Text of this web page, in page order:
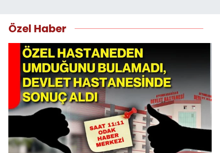
Özel Haber